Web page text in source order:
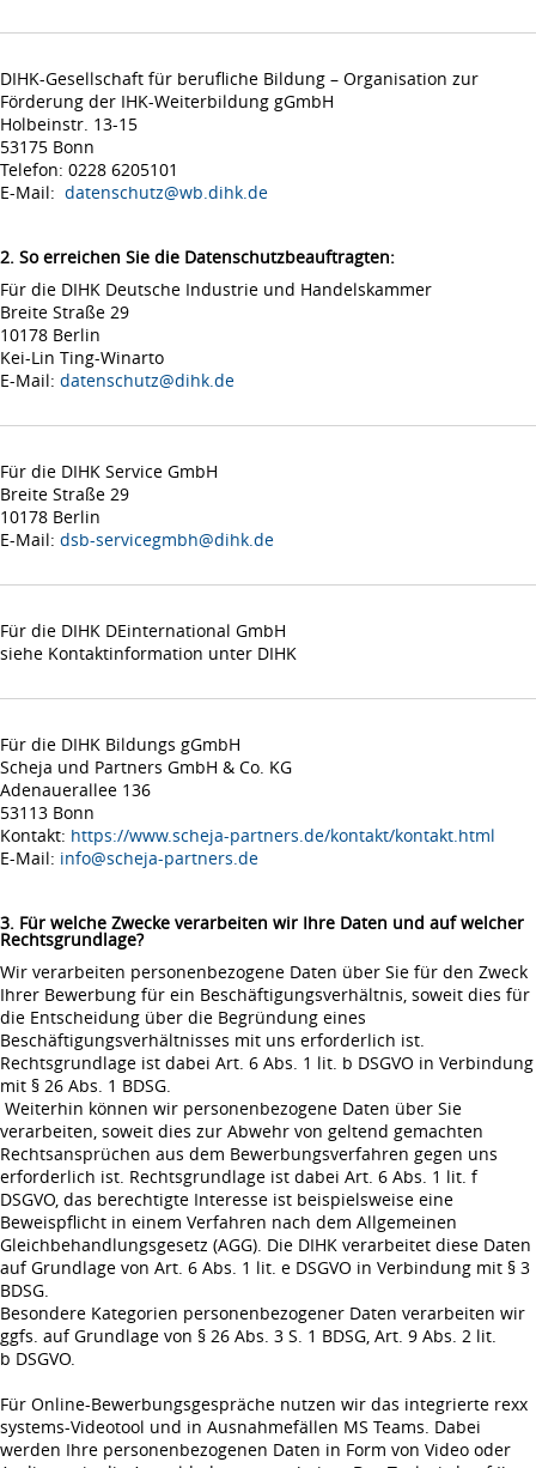
DIHK-Gesellschaft für berufliche Bildung – Organisation zur
Förderung der IHK-Weiterbildung gGmbH
Holbeinstr. 13-15
53175 Bonn
Telefon: 0228 6205101
E-Mail: datenschutz@wb.dihk.de
2. So erreichen Sie die Datenschutzbeauftragten:
Für die DIHK Deutsche Industrie und Handelskammer
Breite Straße 29
10178 Berlin
Kei-Lin Ting-Winarto
E-Mail: datenschutz@dihk.de
Für die DIHK Service GmbH
Breite Straße 29
10178 Berlin
E-Mail: dsb-servicegmbh@dihk.de
Für die DIHK DEinternational GmbH
siehe Kontaktinformation unter DIHK
Für die DIHK Bildungs gGmbH
Scheja und Partners GmbH & Co. KG
Adenauerallee 136
53113 Bonn
Kontakt: https://www.scheja-partners.de/kontakt/kontakt.html
E-Mail: info@scheja-partners.de
3. Für welche Zwecke verarbeiten wir Ihre Daten und auf welcher
Rechtsgrundlage?
Wir verarbeiten personenbezogene Daten über Sie für den Zweck
Ihrer Bewerbung für ein Beschäftigungsverhältnis, soweit dies für
die Entscheidung über die Begründung eines
Beschäftigungsverhältnisses mit uns erforderlich ist.
Rechtsgrundlage ist dabei Art. 6 Abs. 1 lit. b DSGVO in Verbindung
mit § 26 Abs. 1 BDSG.
Weiterhin können wir personenbezogene Daten über Sie
verarbeiten, soweit dies zur Abwehr von geltend gemachten
Rechtsansprüchen aus dem Bewerbungsverfahren gegen uns
erforderlich ist. Rechtsgrundlage ist dabei Art. 6 Abs. 1 lit. f
DSGVO, das berechtigte Interesse ist beispielsweise eine
Beweispflicht in einem Verfahren nach dem Allgemeinen
Gleichbehandlungsgesetz (AGG). Die DIHK verarbeitet diese Daten
auf Grundlage von Art. 6 Abs. 1 lit. e DSGVO in Verbindung mit § 3
BDSG.
Besondere Kategorien personenbezogener Daten verarbeiten wir
ggfs. auf Grundlage von § 26 Abs. 3 S. 1 BDSG, Art. 9 Abs. 2 lit.
b DSGVO.
Für Online-Bewerbungsgespräche nutzen wir das integrierte rexx
systems-Videotool und in Ausnahmefällen MS Teams. Dabei
werden Ihre personenbezogenen Daten in Form von Video oder